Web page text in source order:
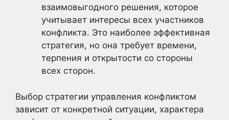
взаимовыгодного решения, которое
учитывает интересы всех участников
конфликта. Это наиболее эффективная
стратегия, но она требует времени,
терпения и открытости со стороны
всех сторон.
Выбор стратегии управления конфликтом
зависит от конкретной ситуации, характера